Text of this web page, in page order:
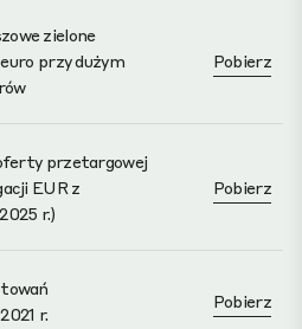
zielone
przy dużym
Pobierz
przetargowej
EUR z
r.)
Pobierz
r.
Pobierz